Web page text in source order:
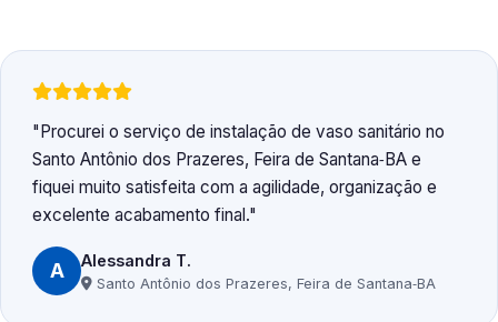
Procurei o serviço de instalação de vaso sanitário no
Santo Antônio dos Prazeres, Feira de Santana‑BA e
fiquei muito satisfeita com a agilidade, organização e
excelente acabamento final.
A Alessandra T.
Santo Antônio dos Prazeres, Feira de Santana‑BA